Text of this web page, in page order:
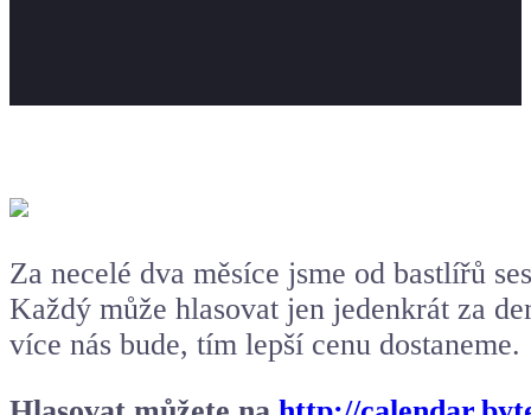
Za necelé dva měsíce jsme od bastlířů
Každý může hlasovat jen jedenkrát za
více nás bude, tím lepší cenu dostaneme.